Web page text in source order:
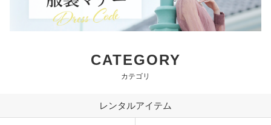
CATEGORY
カテゴリ
レンタルアイテム